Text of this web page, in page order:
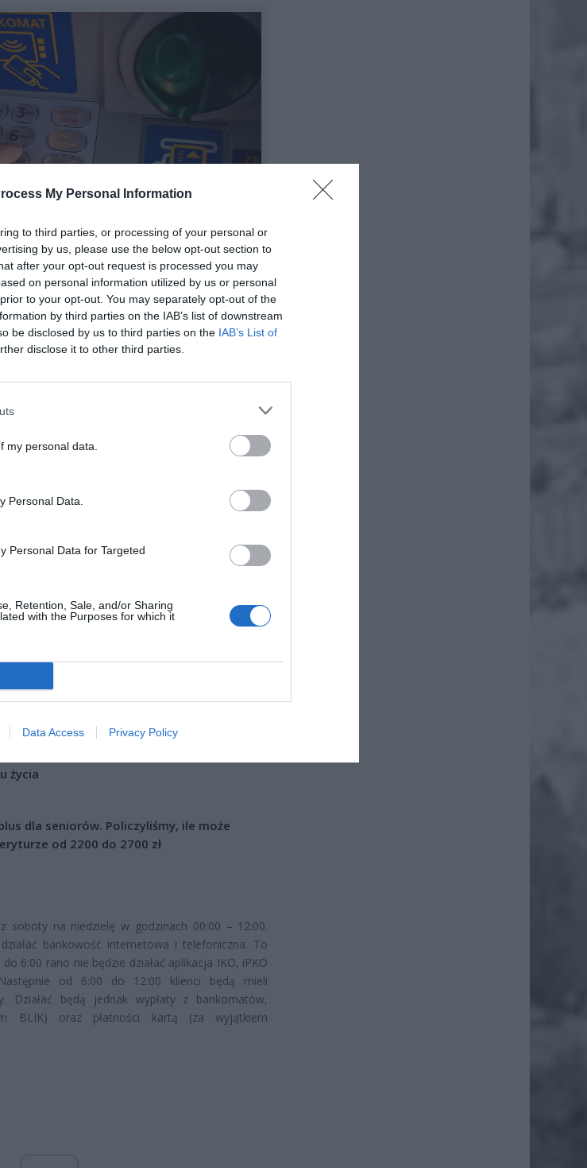
My Personal Information
to third parties, or processing of your personal or
by us, please use the below opt-out section to
after your opt-out request is processed you may
on personal information utilized by us or personal
to your opt-out. You may separately opt-out of the
by third parties on the IAB’s list of downstream
be disclosed by us to third parties on the IAB’s List of
disclose it to other third parties.
my personal data.
Personal Data.
Personal Data for Targeted
Retention, Sale, and/or Sharing
with the Purposes for which it
Data Access Privacy Policy
Fot. Pixabay
będą działać płatności z „Płać z ING”, BLIK,
z bankomatów, płatności wymagające
życia
dla seniorów. Policzyliśmy, ile może
od 2200 do 2700 zł
soboty na niedzielę w godzinach 00:00 – 12:00.
bankowość internetowa i telefoniczna. To
6:00 rano nie będzie działać aplikacja IKO, iPKO
od 6:00 do 12:00 klienci będą mieli
Działać będą jednak wypłaty z bankomatów,
BLIK) oraz płatności kartą (za wyjątkiem